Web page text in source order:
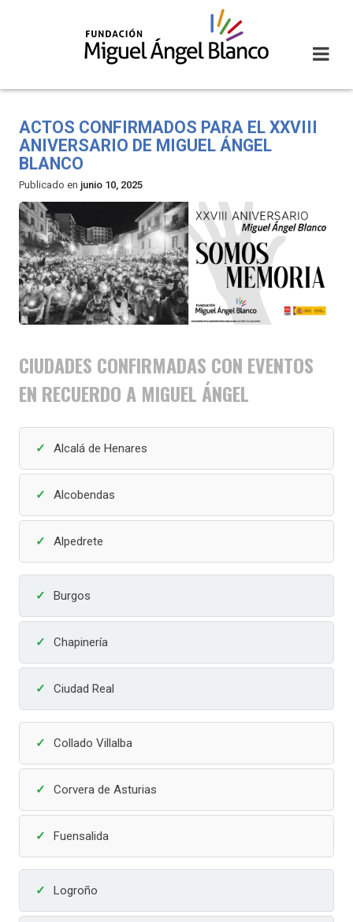
ACTOS CONFIRMADOS PARA EL XXVIII
ANIVERSARIO DE MIGUEL ÁNGEL
BLANCO
Publicado en junio 10, 2025
CIUDADES CONFIRMADAS CON EVENTOS
EN RECUERDO A MIGUEL ÁNGEL
Alcalá de Henares
Alcobendas
Alpedrete
Burgos
Chapinería
Ciudad Real
Collado Villalba
Corvera de Asturias
Fuensalida
Logroño